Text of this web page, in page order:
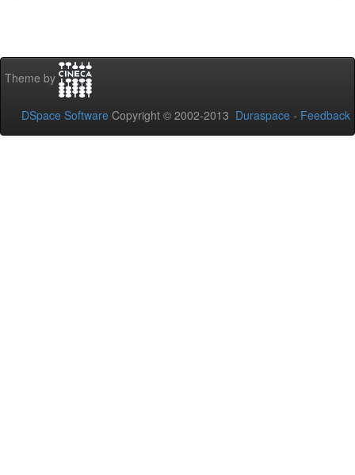
Theme by
DSpace Software Copyright © 2002-2013 Duraspace - Feedback